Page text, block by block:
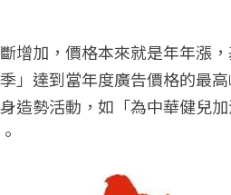
增加，價格本來就是年年漲
」達到當年度廣告價格的最
造勢活動，如「為中華健兒